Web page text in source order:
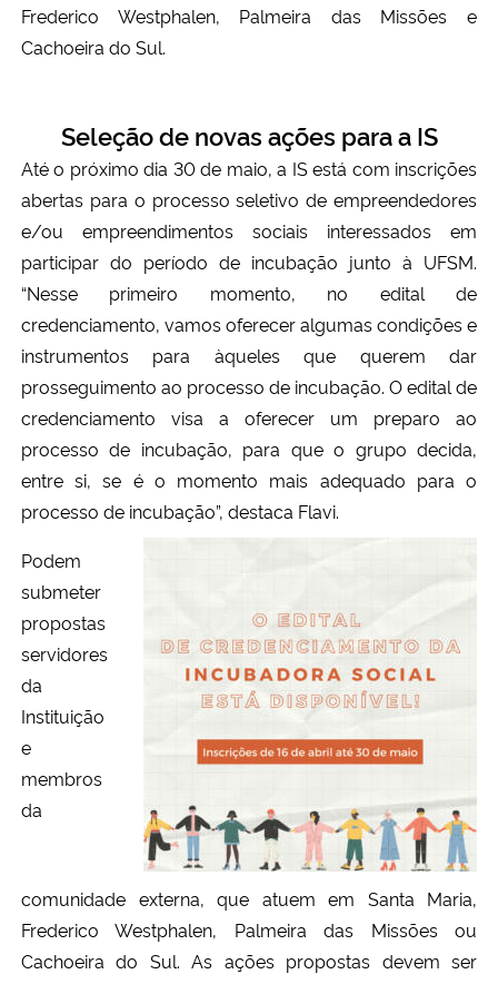
Frederico Westphalen, Palmeira das Missões e
Cachoeira do Sul.
Seleção de novas ações para a IS
Até o próximo dia 30 de maio, a IS está com inscrições
abertas para o processo seletivo de empreendedores
e/ou empreendimentos sociais interessados em
participar do período de incubação junto à UFSM.
“Nesse primeiro momento, no edital de
credenciamento, vamos oferecer algumas condições e
instrumentos para àqueles que querem dar
prosseguimento ao processo de incubação. O edital de
credenciamento visa a oferecer um preparo ao
processo de incubação, para que o grupo decida,
entre si, se é o momento mais adequado para o
processo de incubação”, destaca Flavi.
Podem
submeter
propostas
servidores
da
Instituição
e
membros
da
comunidade externa, que atuem em Santa Maria,
Frederico Westphalen, Palmeira das Missões ou
Cachoeira do Sul. As ações propostas devem ser